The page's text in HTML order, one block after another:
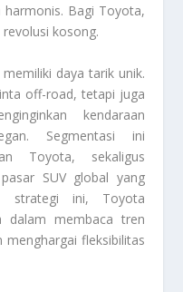
harmonis. Bagi Toyota,
kosong.
memiliki daya tarik unik.
off-road, tetapi juga
kendaraan
Segmentasi ini
Toyota, sekaligus
SUV global yang
strategi ini, Toyota
dalam membaca tren
fleksibilitas